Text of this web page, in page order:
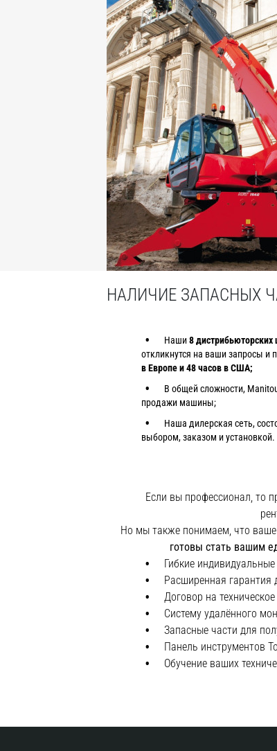
НАЛИЧИЕ ЗАПАСНЫХ
Наши8 дистрибьюторских
откликнутся на ваши запросы и
в Европе и 48 часов в США;
В общей сложности,
продажи машины;
Наша дилерская сеть,
выбором, заказом и установкой.
Если вы профессионал, то
Но мы также понимаем, что ваше
готовы стать вашим
Гибкие
Расширенная гарантия
Договор на
Систему удалённого
Запасные части для
Панель инструментов
Обучение ваших